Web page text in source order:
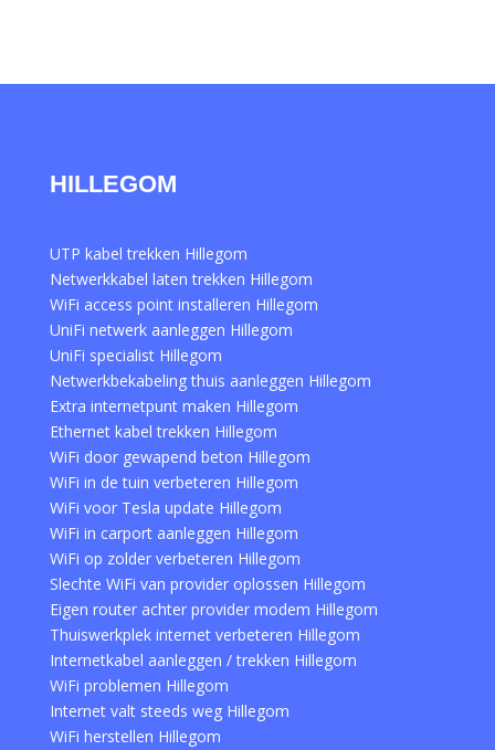
HILLEGOM
UTP kabel trekken Hillegom
Netwerkkabel laten trekken Hillegom
WiFi access point installeren Hillegom
UniFi netwerk aanleggen Hillegom
UniFi specialist Hillegom
Netwerkbekabeling thuis aanleggen Hillegom
Extra internetpunt maken Hillegom
Ethernet kabel trekken Hillegom
WiFi door gewapend beton Hillegom
WiFi in de tuin verbeteren Hillegom
WiFi voor Tesla update Hillegom
WiFi in carport aanleggen Hillegom
WiFi op zolder verbeteren Hillegom
Slechte WiFi van provider oplossen Hillegom
Eigen router achter provider modem Hillegom
Thuiswerkplek internet verbeteren Hillegom
Internetkabel aanleggen / trekken Hillegom
WiFi problemen Hillegom
Internet valt steeds weg Hillegom
WiFi herstellen Hillegom